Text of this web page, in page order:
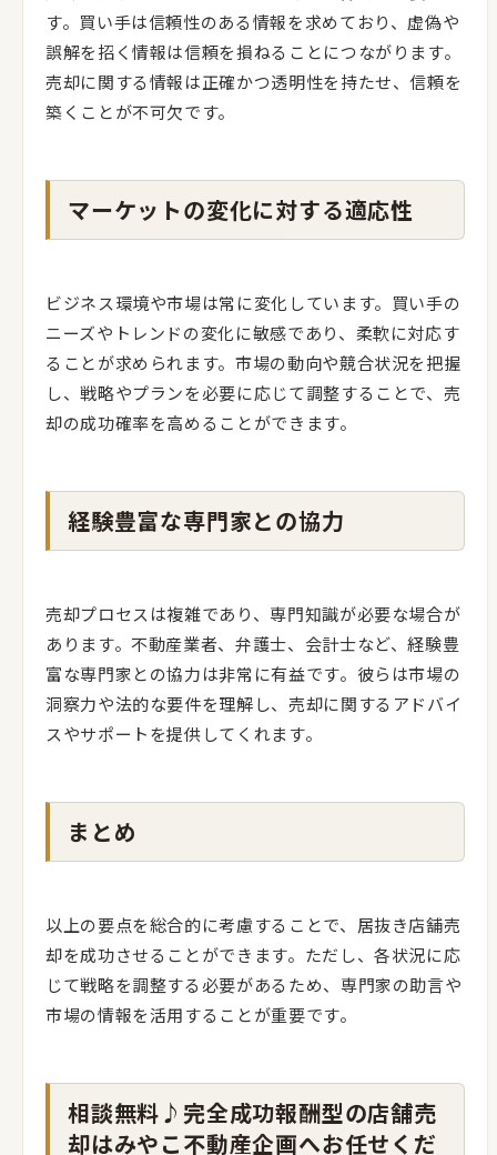
す。買い手は信頼性のある情報を求めており、虚偽や
誤解を招く情報は信頼を損ねることにつながります。
売却に関する情報は正確かつ透明性を持たせ、信頼を
築くことが不可欠です。
マーケットの変化に対する適応性
ビジネス環境や市場は常に変化しています。買い手の
ニーズやトレンドの変化に敏感であり、柔軟に対応す
ることが求められます。市場の動向や競合状況を把握
し、戦略やプランを必要に応じて調整することで、売
却の成功確率を高めることができます。
経験豊富な専門家との協力
売却プロセスは複雑であり、専門知識が必要な場合が
あります。不動産業者、弁護士、会計士など、経験豊
富な専門家との協力は非常に有益です。彼らは市場の
洞察力や法的な要件を理解し、売却に関するアドバイ
スやサポートを提供してくれます。
まとめ
以上の要点を総合的に考慮することで、居抜き店舗売
却を成功させることができます。ただし、各状況に応
じて戦略を調整する必要があるため、専門家の助言や
市場の情報を活用することが重要です。
相談無料♪完全成功報酬型の店舗売
却はみやこ不動産企画へお任せくだ